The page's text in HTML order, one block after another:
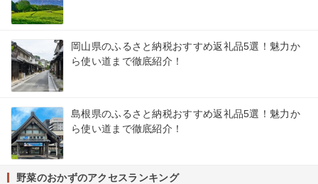
岡山県のふるさと納税おすすめ返礼品5選！魅力か
ら使い道まで徹底紹介！
島根県のふるさと納税おすすめ返礼品5選！魅力か
ら使い道まで徹底紹介！
野菜のおかずのアクセスランキング